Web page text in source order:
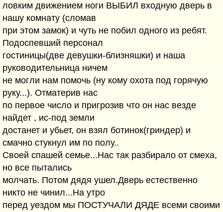
ловким движением ноги ВЫБИЛ входную дверь в
нашу комнату (сломав
при этом замок) и чуть не побил одного из ребят.
Подоспевший персонал
гостиницы(две девушки-близняшки) и наша
руководительница ничем
не могли нам помочь (ну кому охота под горячую
руку...). Отматерив нас
по первое число и пригрозив что он нас везде
найдет , ис-под земли
достанет и убьет, он взял ботинок(гриндер) и
смачно стукнул им по полу..
Своей спашей семье...Нас так разбирало от смеха,
но все пытались
молчать. Потом дядя ушел.Дверь естественно
никто не чинил...На утро
перед уездом мы ПОСТУЧАЛИ ДЯДЕ всеми своими